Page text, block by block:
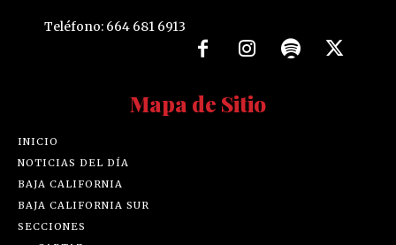
Teléfono: 664 681 6913
Mapa de Sitio
INICIO
NOTICIAS DEL DÍA
BAJA CALIFORNIA
BAJA CALIFORNIA SUR
SECCIONES